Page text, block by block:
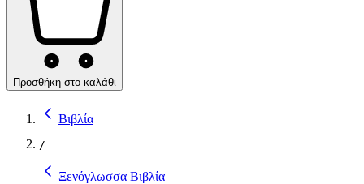
Προσθήκη στο καλάθι
Βιβλία
/
Ξενόγλωσσα Βιβλία